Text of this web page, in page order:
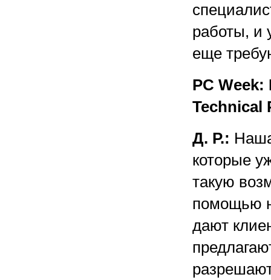
работы, и
еще
PC
Technical
Д. Р.:
которые
такую
помощью
дают